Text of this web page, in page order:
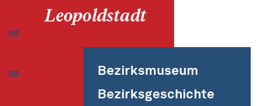
Leopoldstadt
05
06
Bezirksmuseum
Bezirksgeschichte